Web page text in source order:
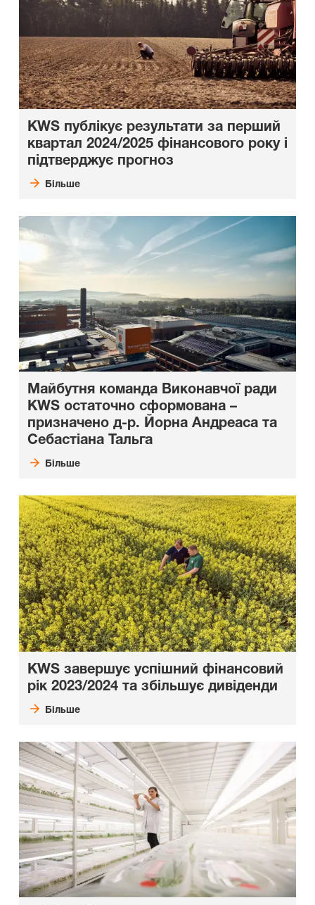
KWS публікує результати за перший
квартал 2024/2025 фінансового року і
підтверджує прогноз
Більше
Майбутня команда Виконавчої ради
KWS остаточно сформована –
призначено д-р. Йорна Андреаса та
Себастіана Тальга
Більше
KWS завершує успішний фінансовий
рік 2023/2024 та збільшує дивіденди
Більше